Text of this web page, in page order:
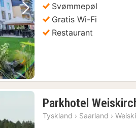
Næste billede
Svømmepøl
Gratis Wi-Fi
Restaurant
Parkhotel
Tyskland › Saarland ›